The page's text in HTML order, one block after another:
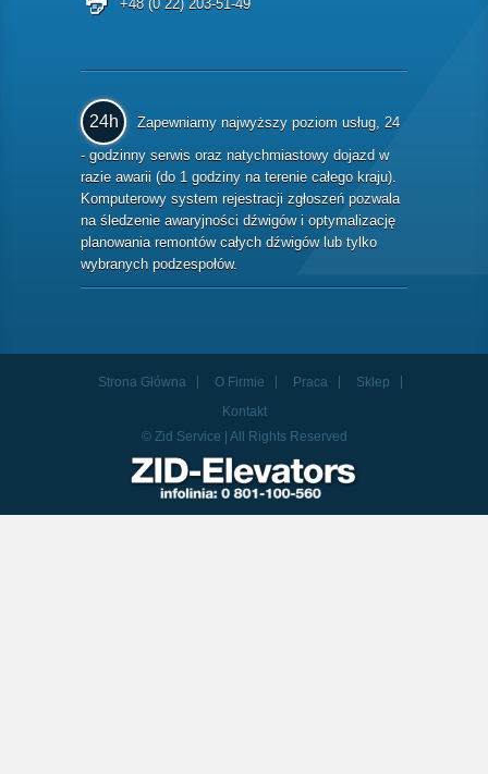
+48 (0 22) 203-51-49
24h
Zapewniamy najwyższy poziom usług, 24
- godzinny serwis oraz natychmiastowy dojazd w
razie awarii (do 1 godziny na terenie całego kraju).
Komputerowy system rejestracji zgłoszeń pozwala
na śledzenie awaryjności dźwigów i optymalizację
planowania remontów całych dźwigów lub tylko
wybranych podzespołów.
Strona Główna O Firmie Praca
Sklep
Kontakt
© Zid Service | All Rights Reserved